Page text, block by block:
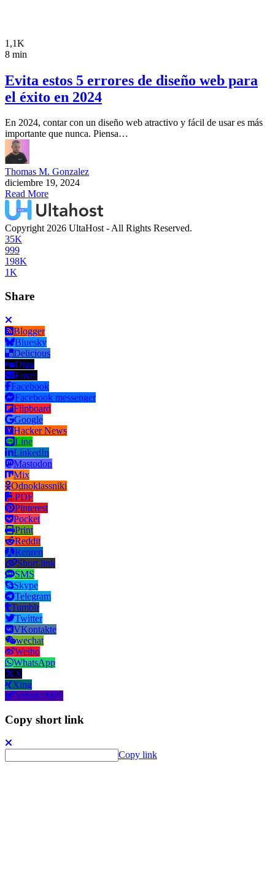
1,1K
8 min
Evita estos 5 errores de diseño web para
el éxito en 2024
En 2024, contar con un diseño web atractivo y fácil de usar es más
importante que nunca. Piensa…
Thomas M. Gonzalez
diciembre 19, 2024
Read More
Copyright 2026 UltaHost - All Rights Reserved.
35K
999
198K
1K
Share
Blogger
Bluesky
Delicious
Digg
Email
Facebook
Facebook messenger
Flipboard
Google
Hacker News
Line
LinkedIn
Mastodon
Mix
Odnoklassniki
PDF
Pinterest
Pocket
Print
Reddit
Renren
Short link
SMS
Skype
Telegram
Tumblr
Twitter
VKontakte
wechat
Weibo
WhatsApp
X
Xing
Yahoo! Mail
Copy short link
Copy link